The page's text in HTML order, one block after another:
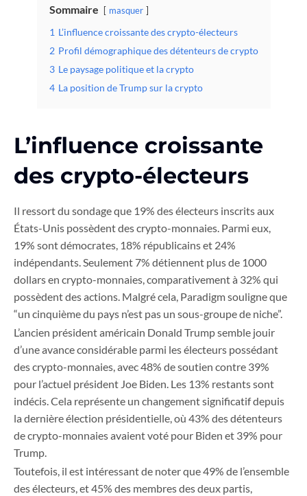
Sommaire masquer
1 L’influence croissante des crypto-électeurs
2 Profil démographique des détenteurs de crypto
3 Le paysage politique et la crypto
4 La position de Trump sur la crypto
L’influence croissante
des crypto-électeurs
Il ressort du sondage que 19% des électeurs inscrits aux
États-Unis possèdent des crypto-monnaies. Parmi eux,
19% sont démocrates, 18% républicains et 24%
indépendants. Seulement 7% détiennent plus de 1000
dollars en crypto-monnaies, comparativement à 32% qui
possèdent des actions. Malgré cela, Paradigm souligne que
“un cinquième du pays n’est pas un sous-groupe de niche”.
L’ancien président américain Donald Trump semble jouir
d’une avance considérable parmi les électeurs possédant
des crypto-monnaies, avec 48% de soutien contre 39%
pour l’actuel président Joe Biden. Les 13% restants sont
indécis. Cela représente un changement significatif depuis
la dernière élection présidentielle, où 43% des détenteurs
de crypto-monnaies avaient voté pour Biden et 39% pour
Trump.
Toutefois, il est intéressant de noter que 49% de l’ensemble
des électeurs, et 45% des membres des deux partis,